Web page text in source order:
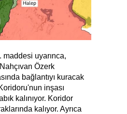
maddesi uyarınca,
Özerk
bağlantıyı kuracak
inşası
kalınıyor. Koridor
kalıyor. Ayrıca